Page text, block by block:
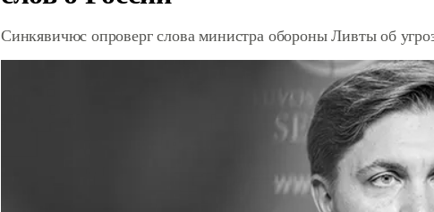
Синкявичюс опроверг слова министра обороны Ливты об